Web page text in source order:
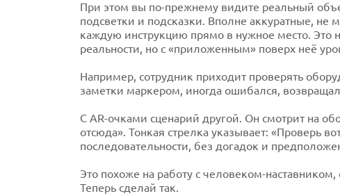
При этом вы по-прежнему видите реальный
подсветки и подсказки. Вполне аккуратные,
каждую инструкцию прямо в нужное место. Это
реальности, но с «приложенным» поверх неё
Например, сотрудник приходит проверять
заметки маркером, иногда ошибался,
С AR-очками сценарий другой. Он смотрит на
отсюда». Тонкая стрелка указывает: «Проверь
последовательности, без догадок и
Это похоже на работу с человеком-
Теперь сделай так.